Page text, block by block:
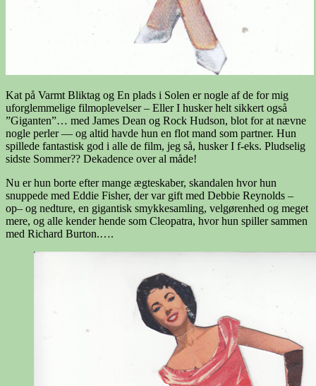
Kat på Varmt Bliktag og En plads i Solen er nogle af de for mig
uforglemmelige filmoplevelser – Eller I husker helt sikkert også
”Giganten”… med James Dean og Rock Hudson, blot for at nævne
nogle perler — og altid havde hun en flot mand som partner. Hun
spillede fantastisk god i alle de film, jeg så, husker I f-eks. Pludselig
sidste Sommer?? Dekadence over al måde!
Nu er hun borte efter mange ægteskaber, skandalen hvor hun
snuppede med Eddie Fisher, der var gift med Debbie Reynolds –
op– og nedture, en gigantisk smykkesamling, velgørenhed og meget
mere, og alle kender hende som Cleopatra, hvor hun spiller sammen
med Richard Burton.….